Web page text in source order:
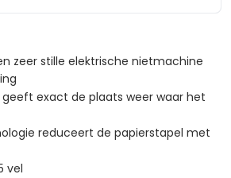
zeer stille elektrische nietmachine
exact de plaats weer waar het
reduceert de papierstapel met
vel